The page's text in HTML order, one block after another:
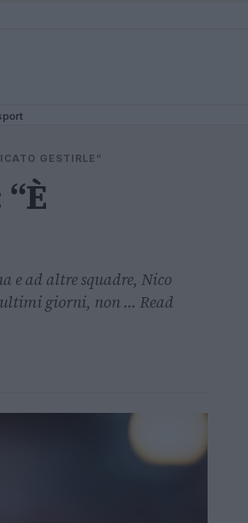
GESTIRLE”
e ad altre squadre, Nico
giorni, non ... Read